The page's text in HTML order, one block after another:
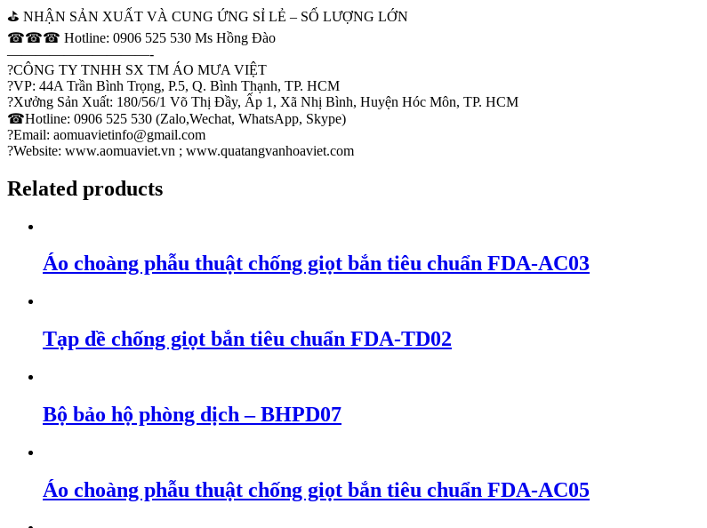
⛳️ NHẬN SẢN XUẤT VÀ CUNG ỨNG SỈ LẺ – SỐ LƯỢNG LỚN
☎☎☎ Hotline: 0906 525 530 Ms Hồng Đào
——————————-
?CÔNG TY TNHH SX TM ÁO MƯA VIỆT
?VP: 44A Trần Bình Trọng, P.5, Q. Bình Thạnh, TP. HCM
?Xưởng Sản Xuất: 180/56/1 Võ Thị Đầy, Ấp 1, Xã Nhị Bình, Huyện Hóc Môn, TP. HCM
☎Hotline: 0906 525 530 (Zalo,Wechat, WhatsApp, Skype)
?Email: aomuavietinfo@gmail.com
?Website: www.aomuaviet.vn ; www.quatangvanhoaviet.com
Related products
Áo choàng phẫu thuật chống giọt bắn tiêu chuẩn FDA-AC03
Tạp dề chống giọt bắn tiêu chuẩn FDA-TD02
Bộ bảo hộ phòng dịch – BHPD07
Áo choàng phẫu thuật chống giọt bắn tiêu chuẩn FDA-AC05